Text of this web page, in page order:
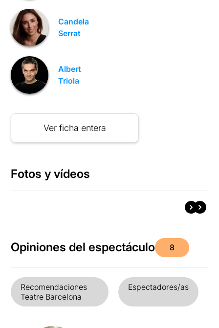
Candela
Serrat
Albert
Triola
Ver ficha entera
Fotos y vídeos
Opiniones del espectáculo 8
Recomendaciones
Teatre Barcelona
Espectadores/as